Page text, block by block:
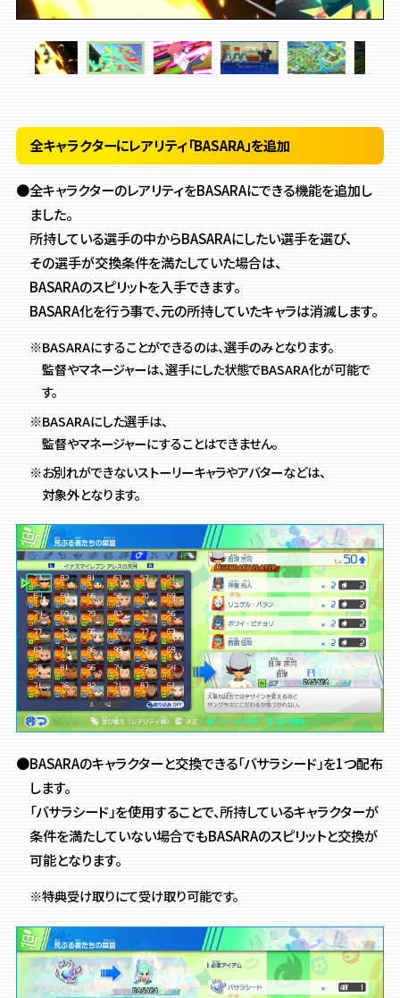
全キャラクターにレアリティ「BASARA」を追加
●全キャラクターのレアリティをBASARAにできる機能を追加し
ました。
所持している選手の中からBASARAにしたい選手を選び、
その選手が交換条件を満たしていた場合は、
BASARAのスピリットを入手できます。
BASARA化を行う事で、元の所持していたキャラは消滅します。
※BASARAにすることができるのは、選手のみとなります。
監督やマネージャーは、選手にした状態でBASARA化が可能で
す。
※BASARAにした選手は、
監督やマネージャーにすることはできません。
※お別れができないストーリーキャラやアバターなどは、
対象外となります。
●BASARAのキャラクターと交換できる「バサラシード」を1つ配布
します。
「バサラシード」を使用することで、所持しているキャラクターが
条件を満たしていない場合でもBASARAのスピリットと交換が
可能となります。
※特典受け取りにて受け取り可能です。